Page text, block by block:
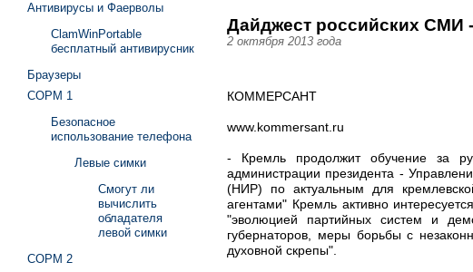
Дайджест российских СМИ
2 октября 2013 года
КОММЕРСАНТ
www.kommersant.ru
- Кремль продолжит обучение за
администрации президента -
(НИР) по актуальным для
агентами" Кремль активно
"эволюцией партийных систем и
губернаторов, меры борьбы с
духовной скрепы".
Антивирусы и Фаерволы
ClamWinPortable
бесплатный антивирусник
Браузеры
СОРМ 1
Безопасное
использование телефона
Левые симки
Смогут ли
вычислить
обладателя
левой симки
СОРМ 2